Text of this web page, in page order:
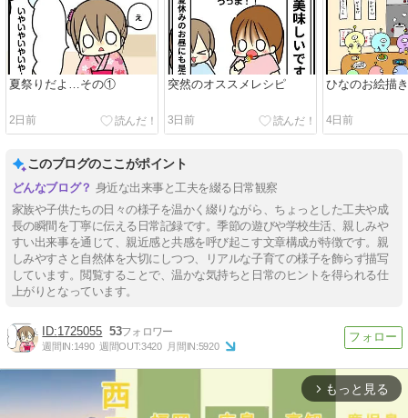
夏祭りだよ…その①
2日前
突然のオススメレシピ
3日前
ひなのお絵描き
4日前
このブログのここがポイント
身近な出来事と工夫を綴る日常観察
家族や子供たちの日々の様子を温かく綴りながら、ちょっとした工夫や成
長の瞬間を丁寧に伝える日常記録です。季節の遊びや学校生活、親しみや
すい出来事を通じて、親近感と共感を呼び起こす文章構成が特徴です。親
しみやすさと自然体を大切にしつつ、リアルな子育ての様子を飾らず描写
しています。閲覧することで、温かな気持ちと日常のヒントを得られる仕
上がりとなっています。
1725055 53
週間IN:1490 週間OUT:3420 月間IN:5920
arrow_forward_ios もっと見る